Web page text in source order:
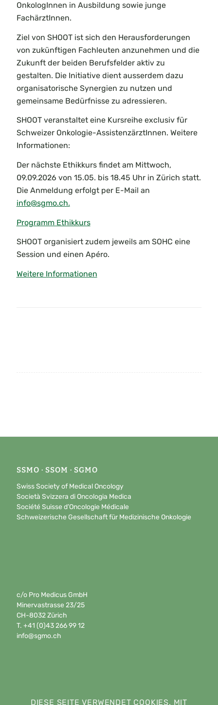
OnkologInnen in Ausbildung sowie junge
FachärztInnen.
Ziel von SHOOT ist sich den Herausforderungen
von zukünftigen Fachleuten anzunehmen und die
Zukunft der beiden Berufsfelder aktiv zu
gestalten. Die Initiative dient ausserdem dazu
organisatorische Synergien zu nutzen und
gemeinsame Bedürfnisse zu adressieren.
SHOOT veranstaltet eine Kursreihe exclusiv für
Schweizer Onkologie-AssistenzärztInnen. Weitere
Informationen:
Der nächste Ethikkurs findet am Mittwoch,
09.09.2026 von 15.05. bis 18.45 Uhr in Zürich statt.
Die Anmeldung erfolgt per E-Mail an
info@sgmo.ch.
Programm Ethikkurs
SHOOT organisiert zudem jeweils am SOHC eine
Session und einen Apéro.
Weitere Informationen
SSMO · SSOM · SGMO
Swiss Society of Medical Oncology
Società Svizzera di Oncologia Medica
Société Suisse d’Oncologie Médicale
Schweizerische Gesellschaft für Medizinische Onkologie
c/o Pro Medicus GmbH
Minervastrasse 23/25
CH-8032 Zürich
T. +41 (0)43 266 99 12
info@sgmo.ch
DIESE SEITE VERWENDET COOKIES. MIT